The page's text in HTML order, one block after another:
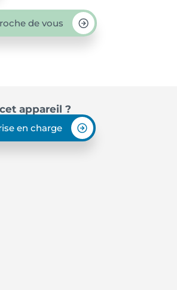
de vous
appareil ?
en charge